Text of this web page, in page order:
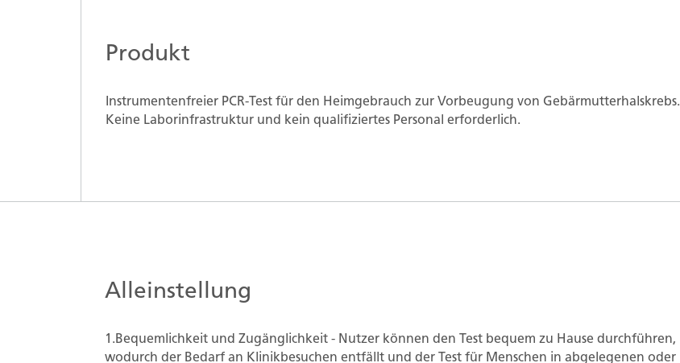
Produkt
Instrumentenfreier PCR-Test für den Heimgebrauch zur Vorbeugung von Gebärmutterhalskrebs.
Keine Laborinfrastruktur und kein qualifiziertes Personal erforderlich.
Alleinstellung
1.Bequemlichkeit und Zugänglichkeit - Nutzer können den Test bequem zu Hause durchführen,
wodurch der Bedarf an Klinikbesuchen entfällt und der Test für Menschen in abgelegenen oder